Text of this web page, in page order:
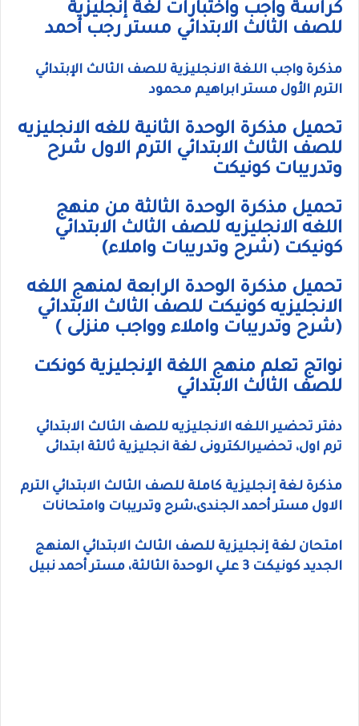
كراسة واجب واختبارات لغة إنجليزية
للصف الثالث الابتدائي مستر رجب أحمد
مذكرة واجب اللغة الانجليزية للصف الثالث الإبتدائي
الترم الأول مستر ابراهيم محمود
تحميل مذكرة الوحدة الثانية للغه الانجليزيه
للصف الثالث الابتدائي الترم الاول شرح
وتدريبات كونيكت
تحميل مذكرة الوحدة الثالثة من منهج
اللغه الانجليزيه للصف الثالث الابتدائي
كونيكت (شرح وتدريبات واملاء)
تحميل مذكرة الوحدة الرابعة لمنهج اللغه
الانجليزيه كونيكت للصف الثالث الابتدائي
(شرح وتدريبات واملاء وواجب منزلى )
نواتج تعلم منهج اللغة الإنجليزية كونكت
للصف الثالث الابتدائي
دفتر تحضير اللغه الانجليزيه للصف الثالث الابتدائي
ترم اول، تحضيرالكترونى لغة انجليزية ثالثة ابتدائى
مذكرة لغة إنجليزية كاملة للصف الثالث الابتدائي الترم
الاول مستر أحمد الجندى،شرح وتدريبات وامتحانات
امتحان لغة إنجليزية للصف الثالث الابتدائي المنهج
الجديد كونيكت 3 علي الوحدة الثالثة، مستر أحمد نبيل